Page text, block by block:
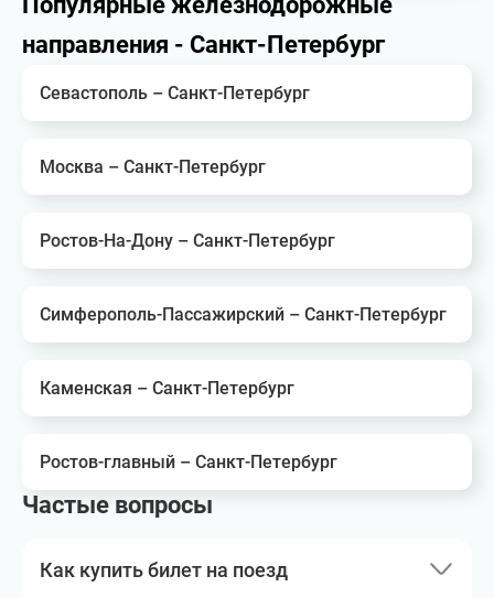
направления - Санкт-Петербург
Севастополь – Санкт-Петербург
Москва – Санкт-Петербург
Ростов-На-Дону – Санкт-Петербург
Симферополь-Пассажирский – Санкт-Петербург
Каменская – Санкт-Петербург
Ростов-главный – Санкт-Петербург
Частые вопросы
Как купить билет на поезд